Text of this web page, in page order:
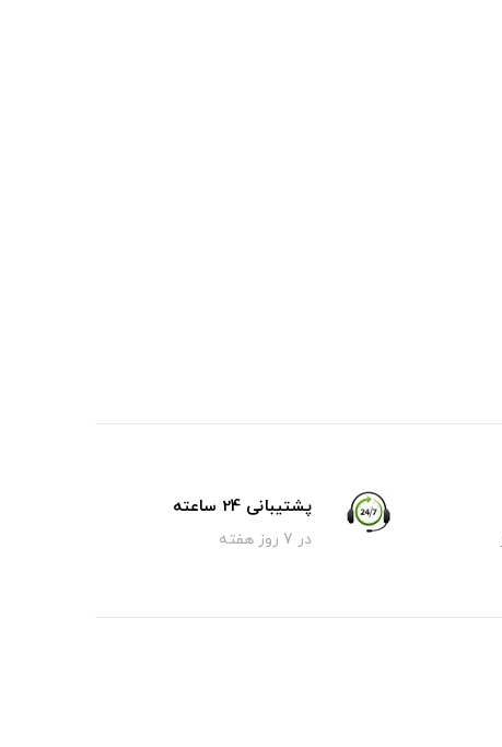
پشتیبانی 24 ساعته
در 7 روز هفته